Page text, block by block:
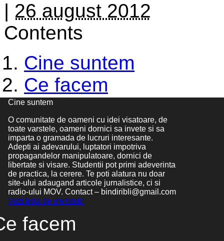
| 26 august 2012
Contents
Cine suntem
Ce facem
Urmareste-ne pe
Cine suntem
O comunitate de oameni cu idei visatoare, de
toate varstele, oameni dornici sa invete si sa
imparta o gramada de lucruri interesante.
Adepti ai adevarului, luptatori impotriva
propagandelor manipulatoare, dornici de
libertate si visare. Studentii pot primi adeverinta
de practica, la cerere. Te poti alatura nu doar
site-ului adaugand articole jurnalistice, ci si
radio-ului MOV. Contact – bindiribli@gmail.com
Vezi lista de membrii!
facem